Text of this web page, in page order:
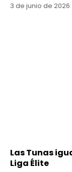
3 de junio de 2026
Las Tunas
Liga Élite